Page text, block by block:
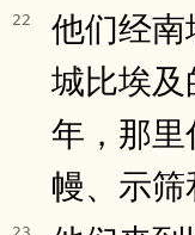
22
他们经
城比埃
年，那
幔、示筛